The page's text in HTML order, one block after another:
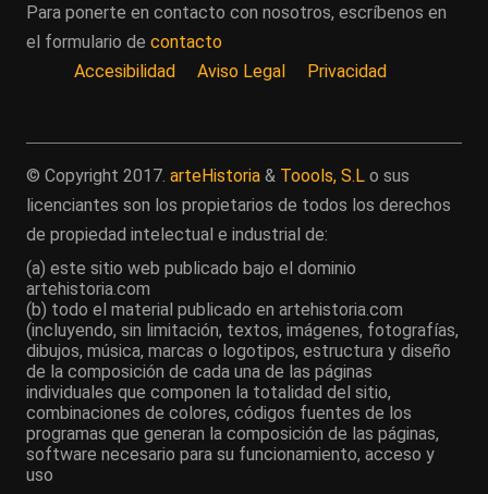
Para ponerte en contacto con nosotros, escríbenos en
el formulario de contacto
Accesibilidad
Aviso Legal Privacidad
© Copyright 2017. arteHistoria & Toools, S.L o sus
licenciantes son los propietarios de todos los derechos
de propiedad intelectual e industrial de:
(a) este sitio web publicado bajo el dominio
artehistoria.com
(b) todo el material publicado en artehistoria.com
(incluyendo, sin limitación, textos, imágenes, fotografías,
dibujos, música, marcas o logotipos, estructura y diseño
de la composición de cada una de las páginas
individuales que componen la totalidad del sitio,
combinaciones de colores, códigos fuentes de los
programas que generan la composición de las páginas,
software necesario para su funcionamiento, acceso y
uso